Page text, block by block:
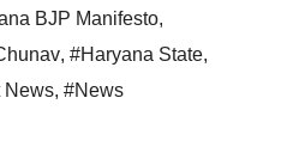
BJP Manifesto,
, #Haryana State,
News, #News